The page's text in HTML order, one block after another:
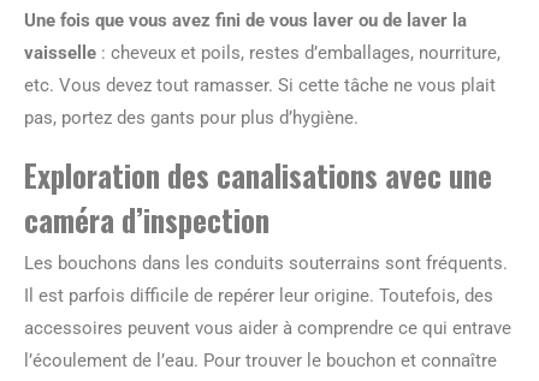
Une fois que vous avez fini de vous laver ou de laver la
vaisselle : cheveux et poils, restes d’emballages, nourriture,
etc. Vous devez tout ramasser. Si cette tâche ne vous plait
pas, portez des gants pour plus d’hygiène.
Exploration des canalisations avec une
caméra d’inspection
Les bouchons dans les conduits souterrains sont fréquents.
Il est parfois difficile de repérer leur origine. Toutefois, des
accessoires peuvent vous aider à comprendre ce qui entrave
l’écoulement de l’eau. Pour trouver le bouchon et connaître